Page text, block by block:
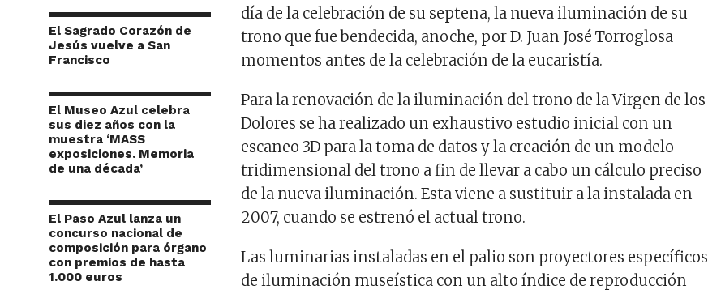
El Sagrado Corazón de
Jesús vuelve a San
Francisco
El Museo Azul celebra
sus diez años con la
muestra ‘MASS
exposiciones. Memoria
de una década’
El Paso Azul lanza un
concurso nacional de
composición para órgano
con premios de hasta
1.000 euros
día de la celebración de su septena, la nueva iluminación de su
trono quefuebendecida, anoche, por D. Juan José Torroglosa
momentos antes de la celebración de la eucaristía.
Para la renovación de la iluminación del trono de la Virgen de los
Dolores se harealizado un exhaustivo estudio inicial con un
escaneo 3D para la toma de datos y la creación de un modelo
tridimensional del trono a fin de llevar a cabo un cálculo preciso
de la nueva iluminación. Esta viene a sustituir a la instalada en
2007, cuando se estrenó el actual trono.
Las luminarias instaladas en el palio son proyectores específicos
de iluminación museística con un alto índice de reproducción